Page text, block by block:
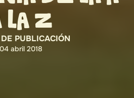
LA Z
PUBLICACIÓN
04 abril 2018